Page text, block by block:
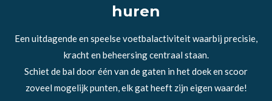
huren
Een uitdagende en speelse voetbalactiviteit waarbij precisie,
kracht en beheersing centraal staan.
Schiet de bal door één van de gaten in het doek en scoor
zoveel mogelijk punten, elk gat heeft zijn eigen waarde!